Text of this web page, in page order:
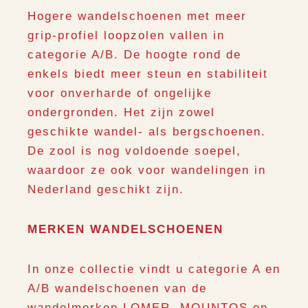
Hogere wandelschoenen met meer
grip-profiel loopzolen vallen in
categorie A/B. De hoogte rond de
enkels biedt meer steun en stabiliteit
voor onverharde of ongelijke
ondergronden. Het zijn zowel
geschikte wandel- als bergschoenen.
De zool is nog voldoende soepel,
waardoor ze ook voor wandelingen in
Nederland geschikt zijn.
MERKEN WANDELSCHOENEN
In onze collectie vindt u categorie A en
A/B wandelschoenen van de